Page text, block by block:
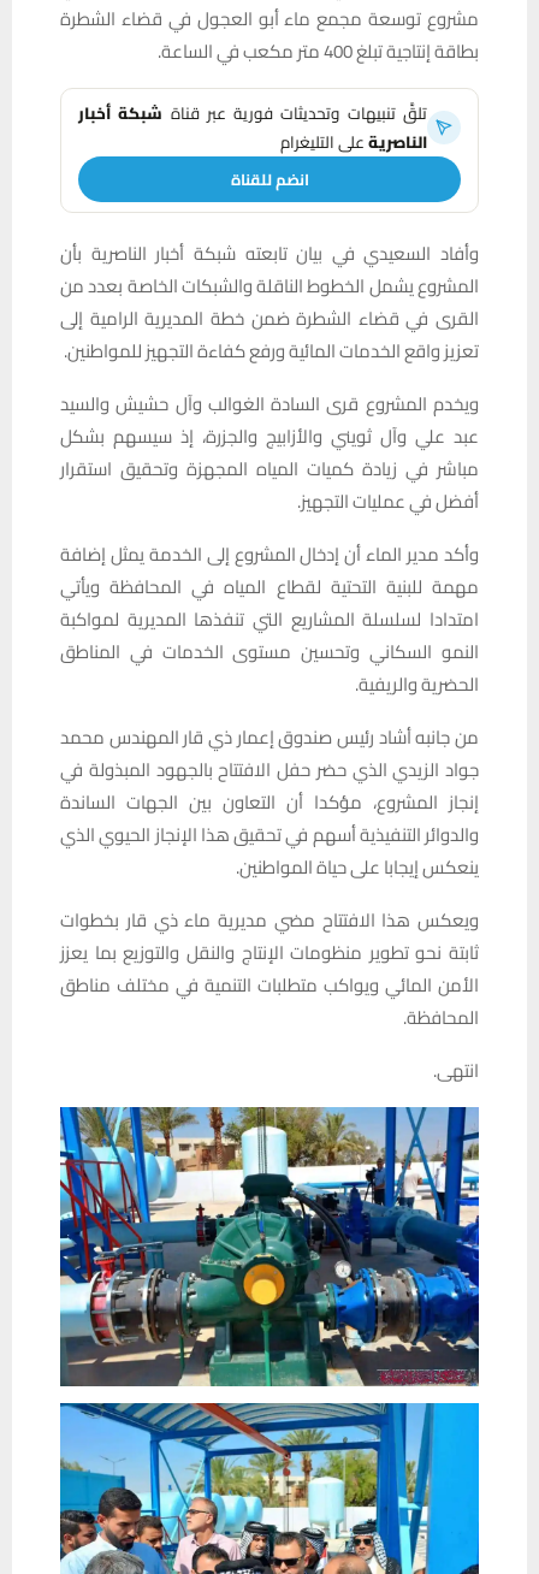
مشروع توسعة مجمع ماء أبو العجول في قضاء الشطرة
بطاقة إنتاجية تبلغ 400 متر مكعب في الساعة.
تلقَّ تنبيهات وتحديثات فورية عبر قناة شبكة أخبار
الناصريةعلى التليغرام
انضم للقناة
وأفاد السعيدي في بيان تابعته شبكة أخبار الناصرية بأن
المشروع يشمل الخطوط الناقلة والشبكات الخاصة بعدد من
القرى في قضاء الشطرة ضمن خطة المديرية الرامية إلى
تعزيز واقع الخدمات المائية ورفع كفاءة التجهيز للمواطنين.
ويخدم المشروع قرى السادة الغوالب وآل حشيش والسيد
عبد علي وآل ثويني والأزابيج والجزرة، إذ سيسهم بشكل
مباشر في زيادة كميات المياه المجهزة وتحقيق استقرار
أفضل في عمليات التجهيز.
وأكد مدير الماء أن إدخال المشروع إلى الخدمة يمثل إضافة
مهمة للبنية التحتية لقطاع المياه في المحافظة ويأتي
امتدادا لسلسلة المشاريع التي تنفذها المديرية لمواكبة
النمو السكاني وتحسين مستوى الخدمات في المناطق
الحضرية والريفية.
من جانبه أشاد رئيس صندوق إعمار ذي قار المهندس محمد
جواد الزيدي الذي حضر حفل الافتتاح بالجهود المبذولة في
إنجاز المشروع، مؤكدا أن التعاون بين الجهات الساندة
والدوائر التنفيذية أسهم في تحقيق هذا الإنجاز الحيوي الذي
ينعكس إيجابا على حياة المواطنين.
ويعكس هذا الافتتاح مضي مديرية ماء ذي قار بخطوات
ثابتة نحو تطوير منظومات الإنتاج والنقل والتوزيع بما يعزز
الأمن المائي ويواكب متطلبات التنمية في مختلف مناطق
المحافظة.
انتهى.